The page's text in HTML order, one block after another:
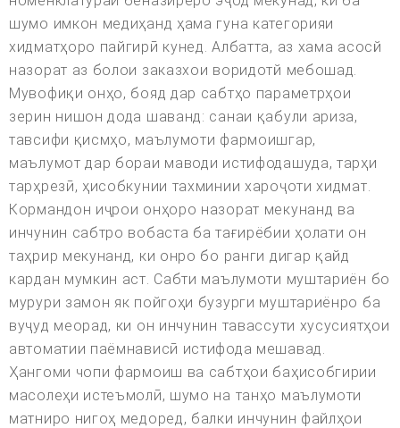
шумо имкон медиҳанд ҳама гуна категорияи
хидматҳоро пайгирӣ кунед. Албатта, аз хама асосй
назорат аз болои заказхои воридотй мебошад.
Мувофиқи онҳо, бояд дар сабтҳо параметрҳои
зерин нишон дода шаванд: санаи қабули ариза,
тавсифи қисмҳо, маълумоти фармоишгар,
маълумот дар бораи маводи истифодашуда, тарҳи
тарҳрезӣ, ҳисобкунии тахминии хароҷоти хидмат.
Кормандон иҷрои онҳоро назорат мекунанд ва
инчунин сабтро вобаста ба тағирёбии ҳолати он
таҳрир мекунанд, ки онро бо ранги дигар қайд
кардан мумкин аст. Сабти маълумоти муштариён бо
мурури замон як пойгоҳи бузурги муштариёнро ба
вуҷуд меорад, ки он инчунин тавассути хусусиятҳои
автоматии паёмнависӣ истифода мешавад.
Ҳангоми чопи фармоиш ва сабтҳои баҳисобгирии
масолеҳи истеъмолӣ, шумо на танҳо маълумоти
матниро нигоҳ медоред, балки инчунин файлҳои